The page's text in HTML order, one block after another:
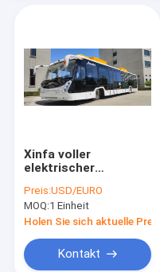
Xinfa voller
elektrischer
Flughafen-Passagier-
Bus-7200mm
Preis:USD/EURO
MOQ:1 Einheit
Holen Sie sich aktuelle Preis
Kontakt